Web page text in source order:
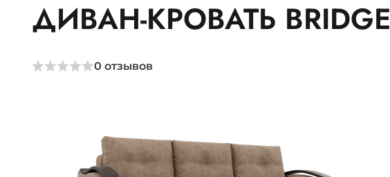
ДИВАН-КРОВАТЬ BRIDGE
0 отзывов